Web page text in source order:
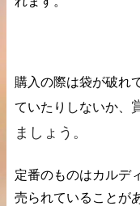
購入の際は袋が破れ
ていたりしないか、
ましょう。
定番のものはカルデ
売られていることが